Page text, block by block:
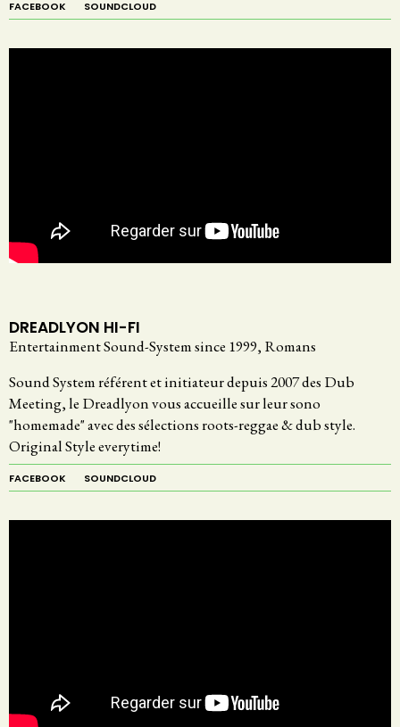
FACEBOOK SOUNDCLOUD
DREADLYON HI-FI
Entertainment Sound-System since 1999, Romans
Sound System référent et initiateur depuis 2007 des Dub
Meeting, le Dreadlyon vous accueille sur leur sono
"homemade" avec des sélections roots-reggae & dub style.
Original Style everytime!
FACEBOOK SOUNDCLOUD